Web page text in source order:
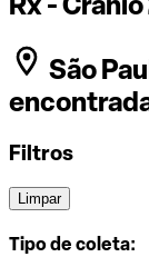
São
Filtros
Limpar
Tipo de coleta: